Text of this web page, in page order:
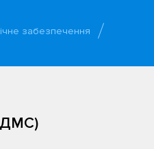
забезпечення
(ДМС)